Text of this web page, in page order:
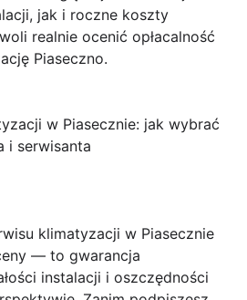
jak i roczne koszty
realnie ocenić opłacalność
Piaseczno.
w Piasecznie: jak wybrać
i serwisanta
klimatyzacji w Piasecznie
— to gwarancja
instalacji i oszczędności